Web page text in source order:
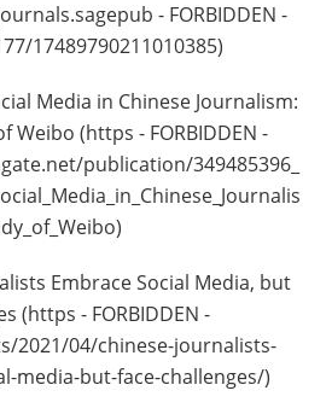
- FORBIDDEN -
17489790211010385)
Media in Chinese Journalism:
Weibo (https - FORBIDDEN -
publication/349485396_
Embrace Social Media, but
(https - FORBIDDEN -
2021/04/chinese-journalists-
media-but-face-challenges/)